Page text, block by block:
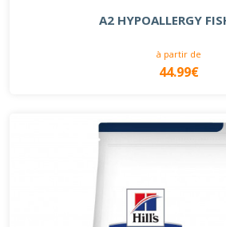
A2 HYPOALLERGY
à partir de
44.99€